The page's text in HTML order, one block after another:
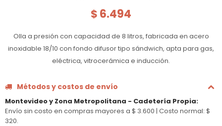
$ 6.494
Olla a presión con capacidad de 8 litros, fabricada en acero
inoxidable 18/10 con fondo difusor tipo sándwich, apta para gas,
eléctrica, vitrocerámica e inducción.
Métodos y costos de envío
Montevideo y Zona Metropolitana - Cadetería Propia:
Envío sin costo en compras mayores a $ 3.600 | Costo normal: $
320.